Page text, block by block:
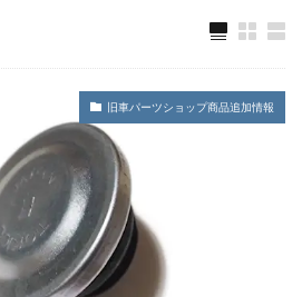
旧車パーツショップ商品追加情報